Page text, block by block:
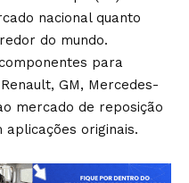
nacional quanto
do mundo.
para
GM, Mercedes-
mercado de reposição
originais.